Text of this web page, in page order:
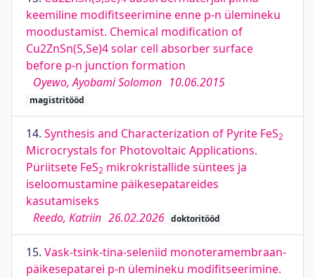
keemiline modifitseerimine enne p-n ülemineku
moodustamist. Chemical modification of
Cu2ZnSn(S,Se)4 solar cell absorber surface
before p-n junction formation
Oyewo, Ayobami Solomon 10.06.2015
magistritööd
14. Synthesis and Characterization of Pyrite FeS2
Microcrystals for Photovoltaic Applications.
Püriitsete FeS2 mikrokristallide süntees ja
iseloomustamine päikesepatareides
kasutamiseks
Reedo, Katriin 26.02.2026 doktoritööd
15. Vask-tsink-tina-seleniid monoteramembraan-
päikesepatarei p-n ülemineku modifitseerimine.